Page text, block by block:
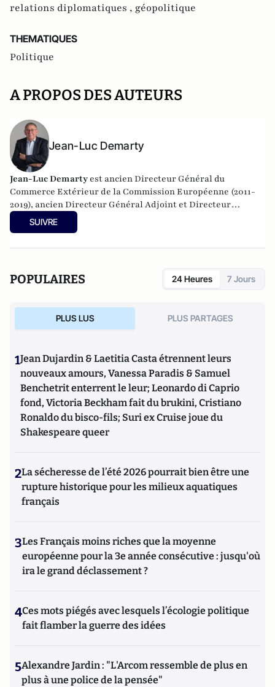
relations diplomatiques , géopolitique
THEMATIQUES
Politique
A PROPOS DES AUTEURS
Jean-Luc Demarty
Jean-Luc Demarty est ancien Directeur Général du
Commerce Extérieur de la Commission Européenne (2011-
2019), ancien Directeur Général Adjoint et Directeur
Général de l'Agriculture de la Commission Européenne
(2000-2010) et ancien Conseiller au cabinet de Jacques
SUIVRE
POPULAIRES 24 Heures 7 Jours
PLUS LUS PLUS PARTAGES
1Jean Dujardin & Laetitia Casta étrennent leurs
nouveaux amours, Vanessa Paradis & Samuel
Benchetrit enterrent le leur; Leonardo di Caprio
fond, Victoria Beckham fait du brukini, Cristiano
Ronaldo du bisco-fils; Suri ex Cruise joue du
Shakespeare queer
2La sécheresse de l’été 2026 pourrait bien être une
rupture historique pour les milieux aquatiques
français
3Les Français moins riches que la moyenne
européenne pour la 3e année consécutive : jusqu'où
ira le grand déclassement ?
4Ces mots piégés avec lesquels l’écologie politique
fait flamber la guerre des idées
5Alexandre Jardin : "L'Arcom ressemble de plus en
plus à une police de la pensée"